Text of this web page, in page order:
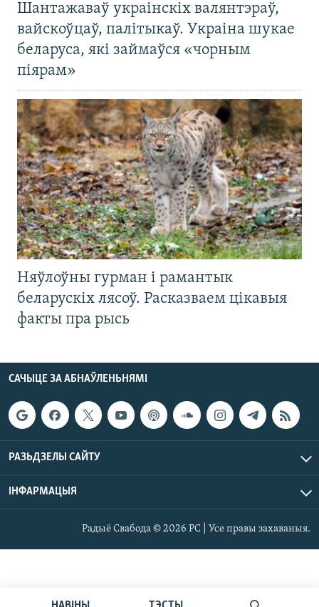
Шантажаваў украінскіх валянтэраў,
вайскоўцаў, палітыкаў. Украіна шукае
беларуса, які займаўся «чорным
піярам»
Няўлоўны гурман і рамантык
беларускіх лясоў. Расказваем цікавыя
факты пра рысь
САЧЫЦЕ ЗА АБНАЎЛЕНЬНЯМІ
РАЗЬДЗЕЛЫ САЙТУ
ІНФАРМАЦЫЯ
Радыё Свабода © 2026 РС | Усе правы захаваныя.